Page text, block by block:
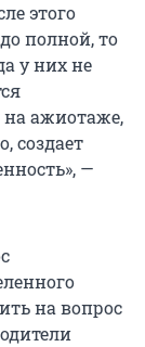
этого
полной, то
у них не
на ажиотаже,
создает
—
на вопрос